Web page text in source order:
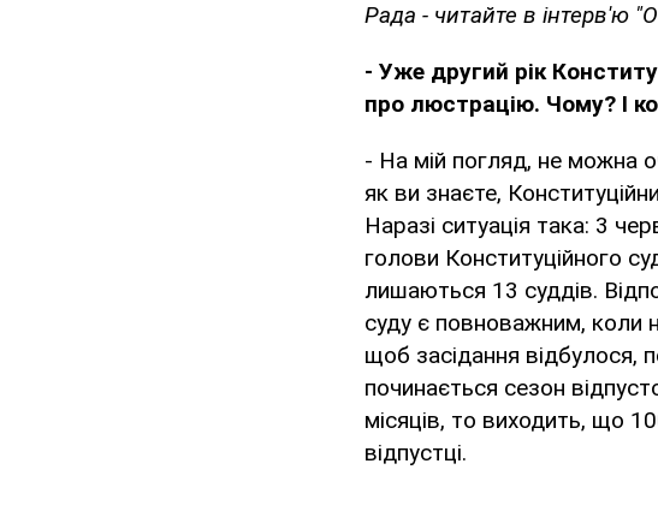
Рада - читайте в інтерв'ю
- Уже другий рік
про люстрацію. Чому? І
- На мій погляд, не можна
як ви знаєте,
Наразі ситуація така: 3
голови Конституційного
лишаються 13 суддів.
суду є повноважним, коли
щоб засідання відбулося,
починається сезон
місяців, то виходить, що
відпустці.